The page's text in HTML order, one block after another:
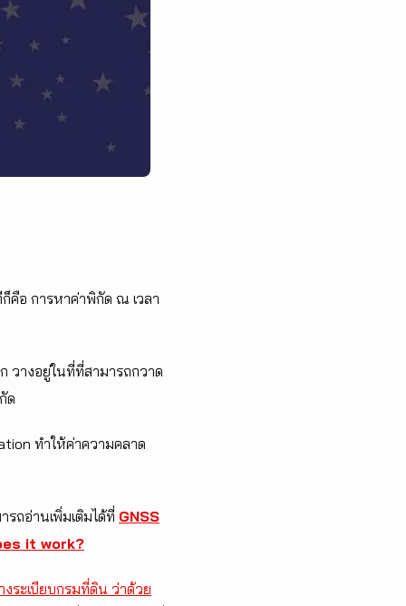
คือ การหาค่าพิกัด ณ เวลา
างอยู่ในที่ที่สามารถกวาด
ด
ทำให้ค่าความคลาด
ถอ่านเพิ่มเติมได้ที่ GNSS
it work?
งระเบียบกรมที่ดิน ว่าด้วย